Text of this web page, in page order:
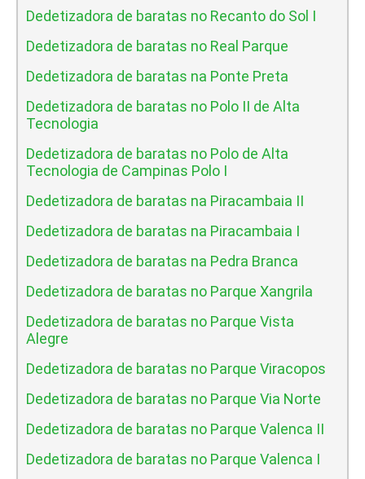
Dedetizadora de baratas no Recanto do Sol I
Dedetizadora de baratas no Real Parque
Dedetizadora de baratas na Ponte Preta
Dedetizadora de baratas no Polo II de Alta
Tecnologia
Dedetizadora de baratas no Polo de Alta
Tecnologia de Campinas Polo I
Dedetizadora de baratas na Piracambaia II
Dedetizadora de baratas na Piracambaia I
Dedetizadora de baratas na Pedra Branca
Dedetizadora de baratas no Parque Xangrila
Dedetizadora de baratas no Parque Vista
Alegre
Dedetizadora de baratas no Parque Viracopos
Dedetizadora de baratas no Parque Via Norte
Dedetizadora de baratas no Parque Valenca II
Dedetizadora de baratas no Parque Valenca I